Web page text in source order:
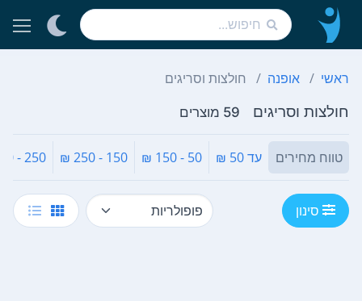
ראשי אופנה חולצות וסריגים
חולצות וסריגים 59 מוצרים
טווח מחירים עד 50 ₪ 50 - 150 ₪
150 - 250 ₪
250 - 350 ₪
סינון